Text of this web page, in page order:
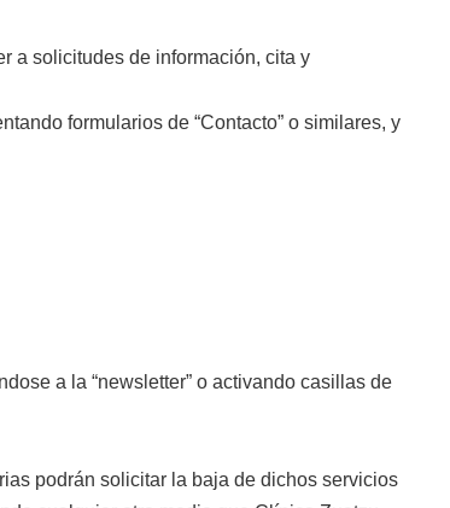
a solicitudes de información, cita y
formularios de “Contacto” o similares, y
a la “newsletter” o activando casillas de
podrán solicitar la baja de dichos servicios